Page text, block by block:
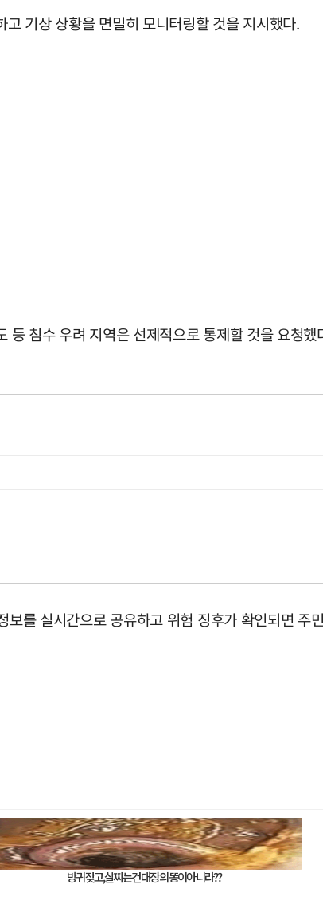
기상 상황을 면밀히 모니터링할 것을 지시했다.
등 침수 우려 지역은 선제적으로 통제할 것을 요청했
를 실시간으로 공유하고 위험 징후가 확인되면 주